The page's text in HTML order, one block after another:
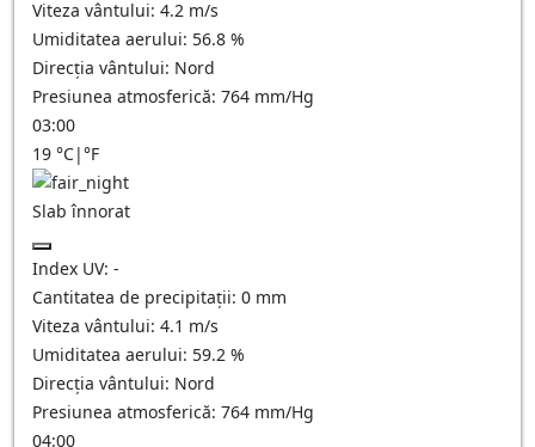
Viteza vântului: 4.2 m/s
Umiditatea aerului: 56.8 %
Direcția vântului: Nord
Presiunea atmosferică: 764 mm/Hg
03:00
19 °C|°F
Slab înnorat
Index UV: -
Cantitatea de precipitații: 0 mm
Viteza vântului: 4.1 m/s
Umiditatea aerului: 59.2 %
Direcția vântului: Nord
Presiunea atmosferică: 764 mm/Hg
04:00